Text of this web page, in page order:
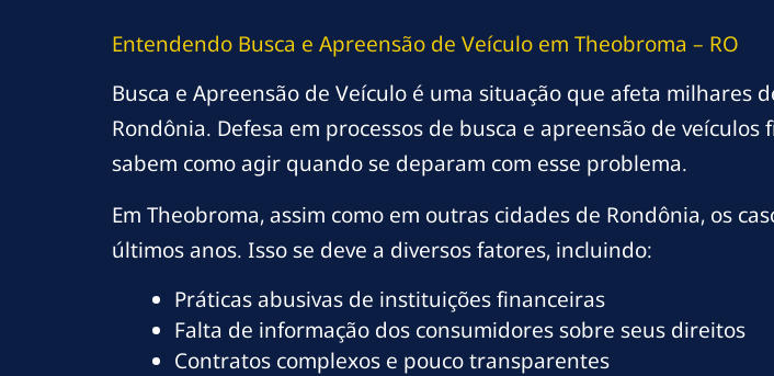
Entendendo Busca e Apreensão de Veículo em Theobroma – RO
Busca e Apreensão de Veículo é uma situação que afeta milhares
Rondônia. Defesa em processos de busca e apreensão de
sabem como agir quando se deparam com esse problema.
Em Theobroma, assim como em outras cidades de Rondônia, os
últimos anos. Isso se deve a diversos fatores, incluindo:
Práticas abusivas de instituições financeiras
Falta de informação dos consumidores sobre seus direitos
Contratos complexos e pouco transparentes